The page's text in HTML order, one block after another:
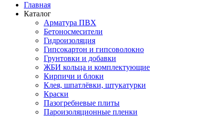
Главная
Каталог
Арматура ПВХ
Бетоносмесители
Гидроизоляция
Гипсокартон и гипсоволокно
Грунтовки и добавки
ЖБИ кольца и комплектующие
Кирпичи и блоки
Клея, шпатлёвки, штукатурки
Краски
Пазогребневые плиты
Пароизоляционные пленки